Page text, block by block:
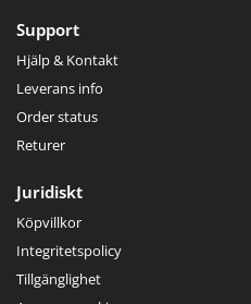
Support
Hjälp & Kontakt
Leverans info
Order status
Returer
Juridiskt
Köpvillkor
Integritetspolicy
Tillgänglighet